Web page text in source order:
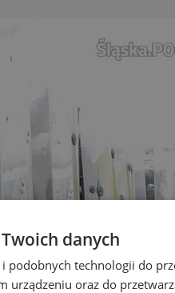
danych
podobnych technologii do
urządzeniu oraz do